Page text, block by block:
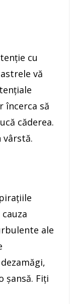
cu
vă
încerca să
căderea.
vârstă.
ale
şansă. Fiţi